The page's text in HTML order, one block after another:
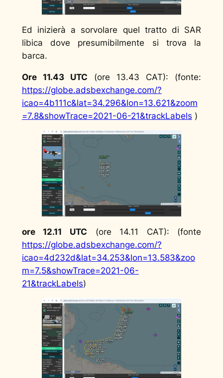
Ed inizierà a sorvolare quel tratto di SAR
libica dove presumibilmente si trova la
barca.
Ore 11.43 UTC (ore 13.43 CAT): (fonte:
https://globe.adsbexchange.com/?
icao=4b111c&lat=34.296&lon=13.621&zoom
=7.8&showTrace=2021-06-21&trackLabels )
ore 12.11 UTC (ore 14.11 CAT): (fonte
https://globe.adsbexchange.com/?
icao=4d232d&lat=34.253&lon=13.583&zoo
m=7.5&showTrace=2021-06-
21&trackLabels)